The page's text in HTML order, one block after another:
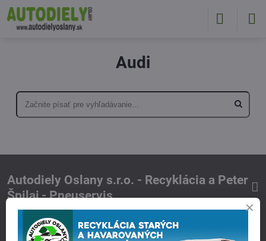
Audi
Autodiely Oslany s.r.o. - Recyklácia a Peter
Špilaj - Pneuservis
Kontakt